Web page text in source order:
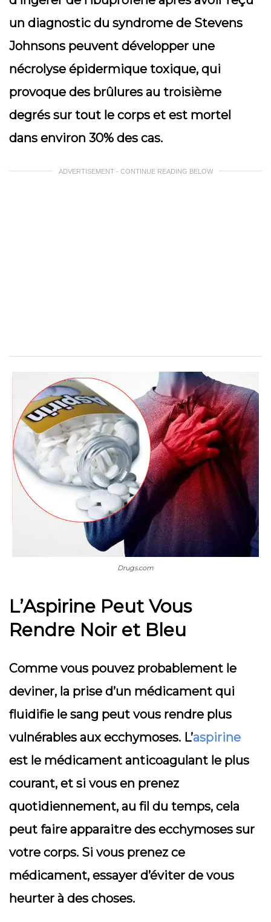
un diagnostic du syndrome de Stevens
Johnsons peuvent développer une
nécrolyse épidermique toxique, qui
provoque des brûlures au troisième
degrés sur tout le corps et est mortel
dans environ 30% des cas.
ADVERTISEMENT - CONTINUE READING BELOW
Drugs.com
L’Aspirine Peut Vous
Rendre Noir et Bleu
Comme vous pouvez probablement le
deviner, la prise d’un médicament qui
fluidifie le sang peut vous rendre plus
vulnérables aux ecchymoses. L’aspirine
est le médicament anticoagulant le plus
courant, et si vous en prenez
quotidiennement, au fil du temps, cela
peut faire apparaitre des ecchymoses sur
votre corps. Si vous prenez ce
médicament, essayer d’éviter de vous
heurter à des choses.